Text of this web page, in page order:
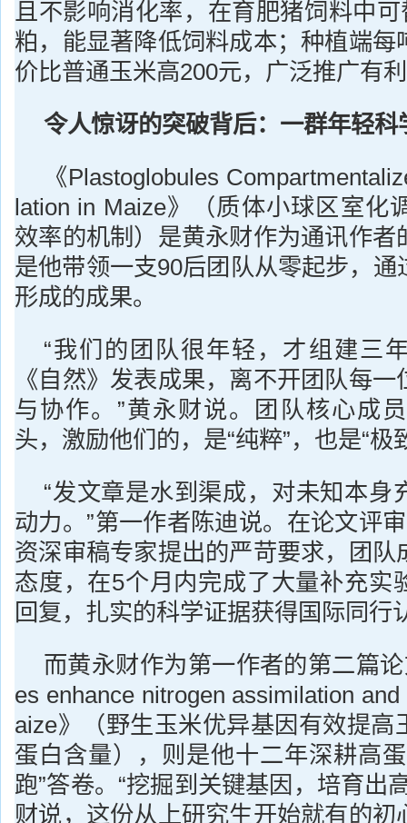
且不影响消化率，在育肥猪饲料中
粕，能显著降低饲料成本；种植端每
价比普通玉米高200元，广泛推广有
令人惊讶的突破背后： 一群年轻科
《Plastoglobules
lation in Maize》（质体小球区室化
效率的机制）是黄永财作为通讯作者
是他带领一支90后团队从零起步，通
形成的成果。
“我们的团队很年轻，才组建三
《自然》发表成果，离不开团队每
与协作。”黄永财说。团队核心成
头，激励他们的，是“纯粹”，也是“极
“发文章是水到渠成，对未知本身
动力。”第一作者陈迪说。在论文评
资深审稿专家提出的严苛要求，团队
态度，在5个月内完成了大量补充实
回复，扎实的科学证据获得国际同行
而黄永财作为第一作者的第二篇
es enhance nitrogen assimilation
aize》（野生玉米优异基因有效提高
蛋白含量），则是他十二年深耕高
跑”答卷。“挖掘到关键基因，培育出
财说，这份从上研究生开始就有的初